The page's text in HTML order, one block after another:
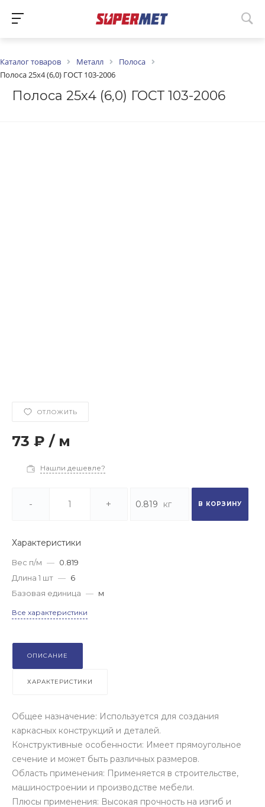
Каталог товаров Металл
Полоса
Полоса 25х4 (6,0) ГОСТ 103-2006
Полоса 25х4 (6,0) ГОСТ 103-2006
ОТЛОЖИТЬ
73 ₽ / м
Нашли дешевле?
- + В КОРЗИНУ
Характеристики
Вес п/м — 0.819
Длина 1 шт — 6
Базовая единица — м
Все характеристики
ОПИСАНИЕ
ХАРАКТЕРИСТИКИ
Общее назначение: Используется для создания
каркасных конструкций и деталей.
Конструктивные особенности: Имеет прямоугольное
сечение и может быть различных размеров.
Область применения: Применяется в строительстве,
машиностроении и производстве мебели.
Плюсы применения: Высокая прочность на изгиб и